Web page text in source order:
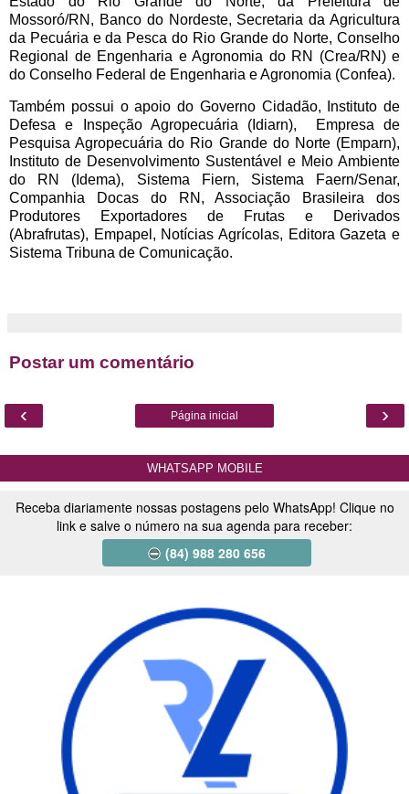
Mossoró/RN, Banco do Nordeste, Secretaria da Agricultura
da Pecuária e da Pesca do Rio Grande do Norte, Conselho
Regional de Engenharia e Agronomia do RN (Crea/RN) e
do Conselho Federal de Engenharia e Agronomia (Confea).
Também possui o apoio do Governo Cidadão, Instituto de
Defesa e Inspeção Agropecuária (Idiarn), Empresa de
Pesquisa Agropecuária do Rio Grande do Norte (Emparn),
Instituto de Desenvolvimento Sustentável e Meio Ambiente
do RN (Idema), Sistema Fiern, Sistema Faern/Senar,
Companhia Docas do RN, Associação Brasileira dos
Produtores Exportadores de Frutas e Derivados
(Abrafrutas), Empapel, Notícias Agrícolas, Editora Gazeta e
Sistema Tribuna de Comunicação.
Postar um comentário
‹ ›
Página inicial
WHATSAPP MOBILE
Receba diariamente nossas postagens pelo WhatsApp! Clique no
link e salve o número na sua agenda para receber:
(84) 988 280 656